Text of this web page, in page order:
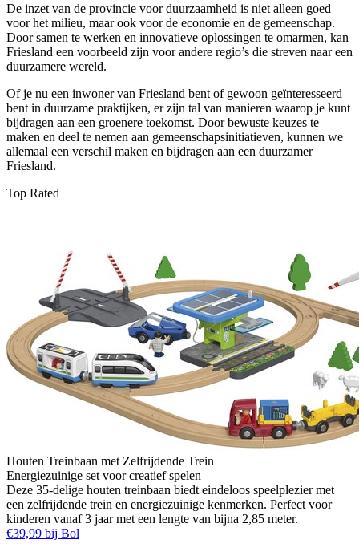
De inzet van de provincie voor duurzaamheid is niet alleen goed
voor het milieu, maar ook voor de economie en de gemeenschap.
Door samen te werken en innovatieve oplossingen te omarmen, kan
Friesland een voorbeeld zijn voor andere regio’s die streven naar een
duurzamere wereld.
Of je nu een inwoner van Friesland bent of gewoon geïnteresseerd
bent in duurzame praktijken, er zijn tal van manieren waarop je kunt
bijdragen aan een groenere toekomst. Door bewuste keuzes te
maken en deel te nemen aan gemeenschapsinitiatieven, kunnen we
allemaal een verschil maken en bijdragen aan een duurzamer
Friesland.
Top Rated
Houten Treinbaan met Zelfrijdende Trein
Energiezuinige set voor creatief spelen
Deze 35-delige houten treinbaan biedt eindeloos speelplezier met
een zelfrijdende trein en energiezuinige kenmerken. Perfect voor
kinderen vanaf 3 jaar met een lengte van bijna 2,85 meter.
€39,99 bij Bol